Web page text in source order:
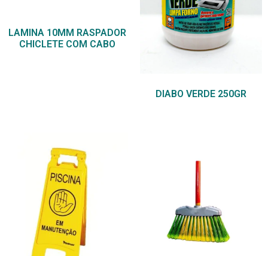
LAMINA 10MM RASPADOR
CHICLETE COM CABO
DIABO VERDE 250GR